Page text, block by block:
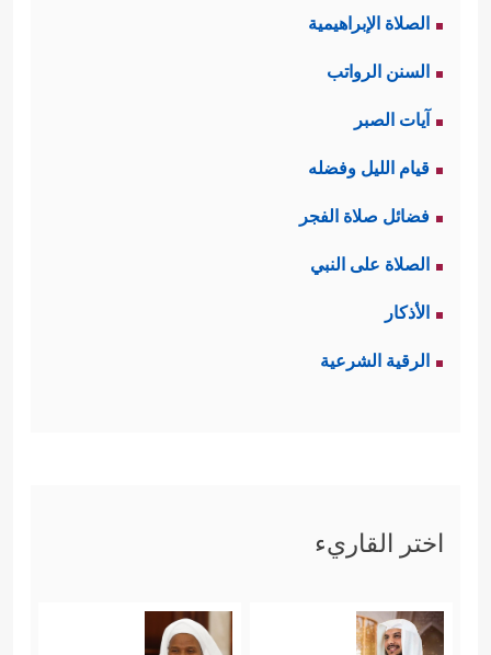
الصلاة الإبراهيمية
السنن الرواتب
آيات الصبر
قيام الليل وفضله
فضائل صلاة الفجر
الصلاة على النبي
الأذكار
الرقية الشرعية
اختر القاريء